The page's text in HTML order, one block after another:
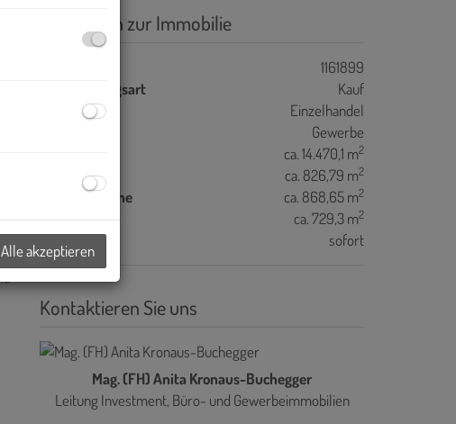
Basisdaten zur Immobilie
1161899
Vermarktungsart
Kauf
Objektart
Einzelhandel
Gewerbe
ca. 14.470,1 m2
Lagerfläche ca. 826,79 m2
Verkaufsfläche ca. 868,65 m2
Freie Fläche ca. 729,3 m2
Beziehbar sofort
Kontaktieren Sie uns
Mag. (FH) Anita Kronaus-Buchegger
Leitung Investment, Büro- und Gewerbeimmobilien
Alle akzeptieren